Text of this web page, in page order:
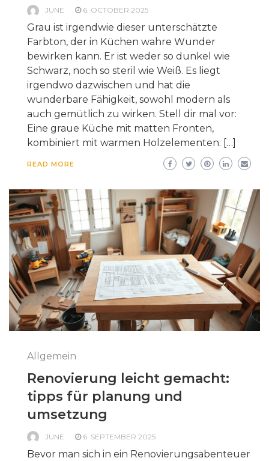
JUNE 6. OCTOBER 2025
Grau ist irgendwie dieser unterschätzte
Farbton, der in Küchen wahre Wunder
bewirken kann. Er ist weder so dunkel wie
Schwarz, noch so steril wie Weiß. Es liegt
irgendwo dazwischen und hat die
wunderbare Fähigkeit, sowohl modern als
auch gemütlich zu wirken. Stell dir mal vor:
Eine graue Küche mit matten Fronten,
kombiniert mit warmen Holzelementen. […]
READ MORE
Allgemein
Renovierung leicht gemacht:
tipps für planung und
umsetzung
JUNE 6. SEPTEMBER 2025
Bevor man sich in ein Renovierungsabenteuer